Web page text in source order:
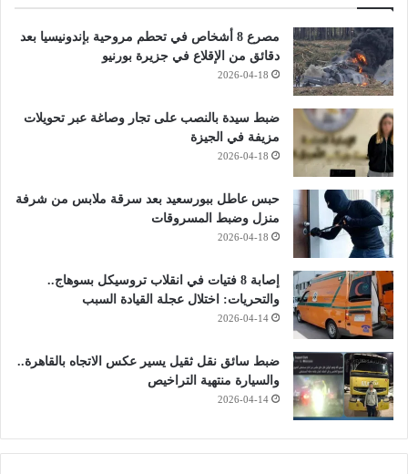
مصرع 8 أشخاص في تحطم مروحية بإندونيسيا بعد
دقائق من الإقلاع في جزيرة بورنيو
2026-04-18
ضبط سيدة بالنصب على تجار وصاغة عبر تحويلات
مزيفة في الجيزة
2026-04-18
حبس عاطل ببورسعيد بعد سرقة ملابس من شرفة
منزل وضبط المسروقات
2026-04-18
إصابة 8 فتيات في انقلاب تروسيكل بسوهاج..
والتحريات: اختلال عجلة القيادة السبب
2026-04-14
ضبط سائق نقل ثقيل يسير عكس الاتجاه بالقاهرة..
والسيارة منتهية التراخيص
2026-04-14